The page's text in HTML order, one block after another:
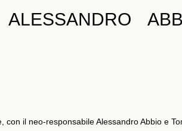
il neo-responsabile Alessandro Abbio e